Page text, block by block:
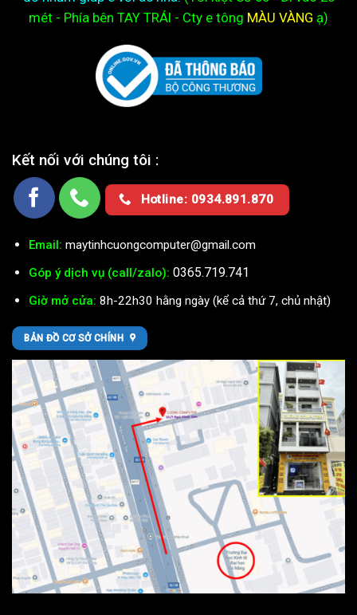
mét - Phía bên TAY TRÁI - Cty e tông MÀU VÀNG ạ)
Kết nối với chúng tôi :
Hotline: 0934.891.870
Email: maytinhcuongcomputer@gmail.com
Góp ý dịch vụ (call/zalo): 0365.719.741
Giờ mở cửa: 8h-22h30 hằng ngày (kể cả thứ 7, chủ nhật)
BẢN ĐỒ CƠ SỞ CHÍNH